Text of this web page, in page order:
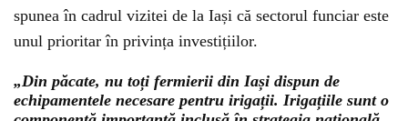
spunea în cadrul vizitei de la Iași că sectorul funciar este
unul prioritar în privința investițiilor.
„Din păcate, nu toți fermierii din Iași dispun de
echipamentele necesare pentru irigații. Irigațiile sunt o